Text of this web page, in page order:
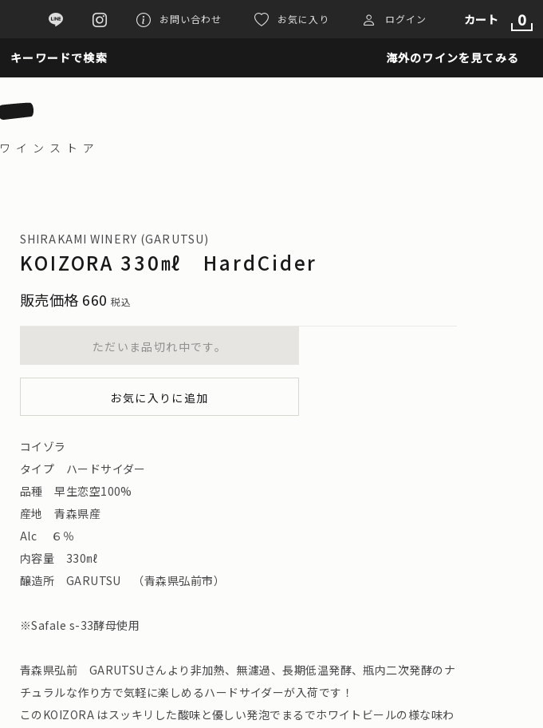
お問い合わせ お気に入り ログイン カート 0
キーワードで検索 海外のワインを見てみる
ワインストア
SHIRAKAMI WINERY (GARUTSU)
KOIZORA 330㎖ HardCider
販売価格 660 税込
ただいま品切れ中です。
お気に入りに追加
コイゾラ
タイプ ハードサイダー
品種 早生恋空100%
産地 青森県産
Alc ６％
内容量 330㎖
醸造所 GARUTSU （青森県弘前市）
※Safale s-33酵母使用
青森県弘前 GARUTSUさんより非加熱、無濾過、長期低温発酵、瓶内二次発酵のナ
チュラルな作り方で気軽に楽しめるハードサイダーが入荷です！
このKOIZORA はスッキリした酸味と優しい発泡でまるでホワイトビールの様な味わ